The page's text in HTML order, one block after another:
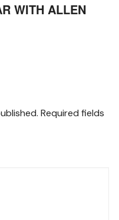
WITH ALLEN
Required fields